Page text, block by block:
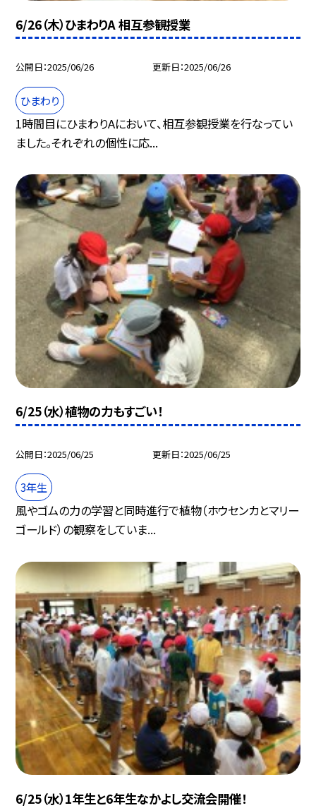
6/26（木）ひまわりA 相互参観授業
公開日 2025/06/26 更新日 2025/06/26
ひまわり
1時間目にひまわりAにおいて、相互参観授業を行なってい
ました。それぞれの個性に応...
6/25（水）植物の力もすごい！
公開日 2025/06/25 更新日 2025/06/25
3年生
風やゴムの力の学習と同時進行で植物（ホウセンカとマリー
ゴールド）の観察をしていま...
6/25（水）1年生と6年生なかよし交流会開催！